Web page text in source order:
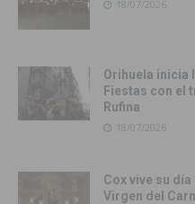
18/07/2026
Orihuela inicia
Fiestas con el
Rufina
18/07/2026
Cox vive su
Virgen del